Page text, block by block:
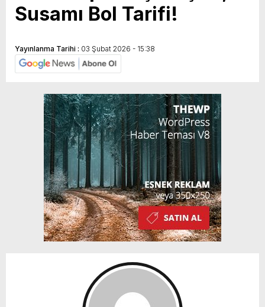
Susamı Bol Tarifi!
Yayınlanma Tarihi : 03 Şubat 2026 - 15:38